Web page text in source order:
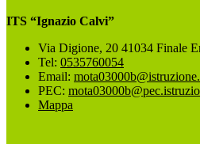
ITS “Ignazio Calvi”
Via Digione, 20 41034 Finale
Tel: 0535760054
Email:
PEC:
Mappa